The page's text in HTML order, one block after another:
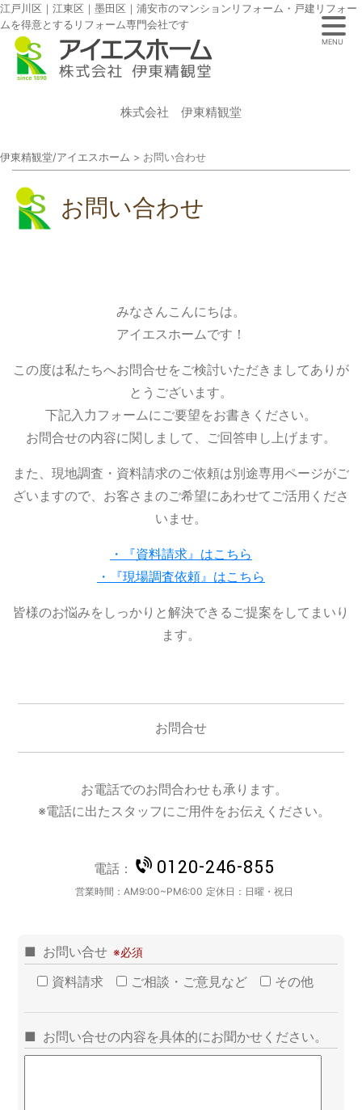
江戸川区｜江東区｜墨田区｜浦安市のマンションリフォーム・戸建リフォー
ムを得意とするリフォーム専門会社です
株式会社 伊東精観堂
伊東精観堂/アイエスホーム > お問い合わせ
お問い合わせ
みなさんこんにちは。
アイエスホームです！
この度は私たちへお問合せをご検討いただきましてありが
とうございます。
下記入力フォームにご要望をお書きください。
お問合せの内容に関しまして、ご回答申し上げます。
また、現地調査・資料請求のご依頼は別途専用ページがご
ざいますので、お客さまのご希望にあわせてご活用くださ
いませ。
・『資料請求』はこちら
・『現場調査依頼』はこちら
皆様のお悩みをしっかりと解決できるご提案をしてまいり
ます。
お問合せ
お電話でのお問合わせも承ります。
※電話に出たスタッフにご用件をお伝えください。
電話： 0120-246-855
営業時間：AM9:00~PM6:00 定休日： 日曜・祝日
お問い合せ
資料請求
ご相談・ご意見など その他
お問い合せの内容を具体的にお聞かせください。
MENU